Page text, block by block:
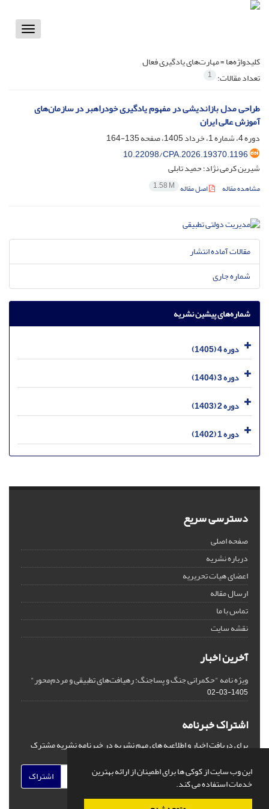
این وب سایت از کوکی ها برای اطمینان از ارائه بهترین
خدمات استفاده می کند.
Toggle
کلیدواژه‌ها =مهارت‌های یادگیری فعال
تعداد مقالات: 1
طراحی مدل بازاندیشی در مفهوم یادگیری خودراهبر در سازمان‌های
آموزش عالی ایران
دوره 4، شماره 1، خرداد 1405، صفحه
135-164
10.22098/CPA.2026.19370.1196
شیرین کرمی نژاد؛ حمید تابلی
مشاهده مقاله اصل مقاله 1.58 M
مقالات آماده انتشار
شماره جاری
شماره‌های پیشین نشریه
دوره 4 (1405)
دوره 3 (1404)
دوره 2 (1403)
دوره 1 (1402)
دسترسی سریع
صفحه اصلی
درباره نشریه
اعضای هیات تحریریه
ارسال مقاله
تماس با ما
نقشه سایت
آخرین اخبار
ویژه نامه "حکمرانی جنگ و پساجنگ: رهیافت‌های تطبیقی و مردم‌محور"
1405-03-02
اشتراک خبرنامه
برای دریافت اخبار و اطلاعیه های مهم نشریه در خبرنامه نشریه مشترک
اشتراک